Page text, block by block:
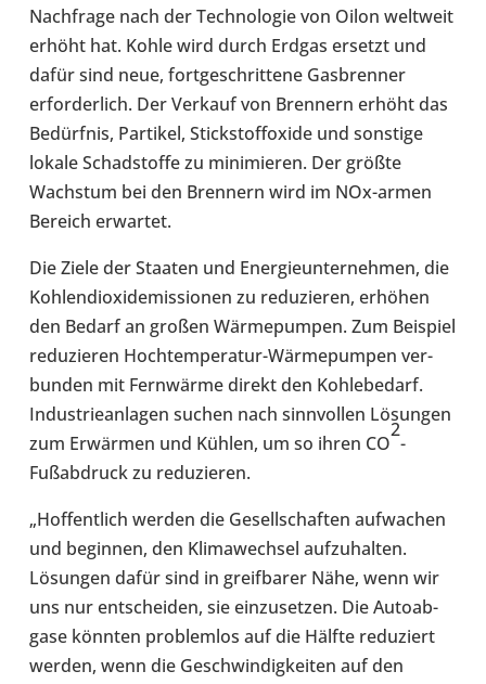
Nach­frage nach der Tech­no­lo­gie von Oilon welt­weit
erhöht hat. Kohle wird durch Erdgas ersetzt und
dafür sind neue, fort­ge­schrit­tene Gas­bren­ner
erfor­der­lich. Der Verkauf von Bren­nern erhöht das
Bedürf­nis, Par­ti­kel, Stick­stoff­oxide und sons­tige
lokale Schad­stoffe zu mini­mie­ren. Der größte
Wachs­tum bei den Bren­nern wird im NOx-​armen
Bereich erwar­tet.
Die Ziele der Staaten und Ener­gie­un­ter­neh­men, die
Koh­len­di­oxid­emis­sio­nen zu redu­zie­ren, erhöhen
den Bedarf an großen Wär­me­pum­pen. Zum Bei­spiel
redu­zie­ren Hochtemperatur-​Wärmepumpen ver­
bun­den mit Fern­wärme direkt den Koh­le­be­darf.
Indus­trie­an­la­gen suchen nach sinn­vol­len Lösun­gen
zum Erwär­men und Kühlen, um so ihren CO
2
-​
Fußabdruck zu redu­zie­ren.
„Hof­fent­lich werden die Gesell­schaf­ten auf­wa­chen
und begin­nen, den Kli­ma­wech­sel auf­zu­hal­ten.
Lösun­gen dafür sind in greif­ba­rer Nähe, wenn wir
uns nur ent­schei­den, sie ein­zu­set­zen. Die Auto­ab­
gase könnten pro­blem­los auf die Hälfte redu­ziert
werden, wenn die Geschwin­dig­kei­ten auf den